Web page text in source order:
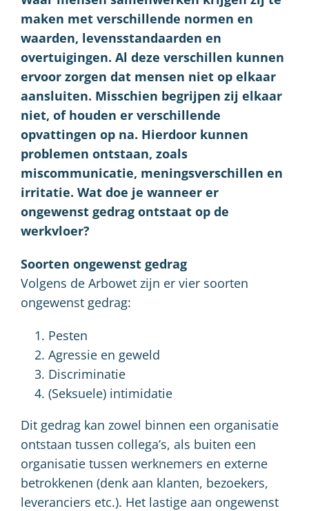
maken met verschillende normen en
waarden, levensstandaarden en
overtuigingen. Al deze verschillen kunnen
ervoor zorgen dat mensen niet op elkaar
aansluiten. Misschien begrijpen zij elkaar
niet, of houden er verschillende
opvattingen op na. Hierdoor kunnen
problemen ontstaan, zoals
miscommunicatie, meningsverschillen en
irritatie. Wat doe je wanneer er
ongewenst gedrag ontstaat op de
werkvloer?
Soorten ongewenst gedrag
Volgens de Arbowet zijn er vier soorten
ongewenst gedrag:
Pesten
Agressie en geweld
Discriminatie
(Seksuele) intimidatie
Dit gedrag kan zowel binnen een organisatie
ontstaan tussen collega’s, als buiten een
organisatie tussen werknemers en externe
betrokkenen (denk aan klanten, bezoekers,
leveranciers etc.). Het lastige aan ongewenst